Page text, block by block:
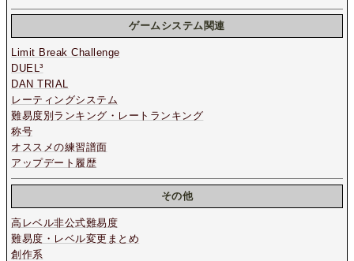
ゲームシステム関連
Limit Break Challenge
DUEL³
DAN TRIAL
レーティングシステム
難易度別ランキング・レートランキング
称号
オススメの練習譜面
アップデート履歴
その他
高レベル非公式難易度
難易度・レベル変更まとめ
創作系